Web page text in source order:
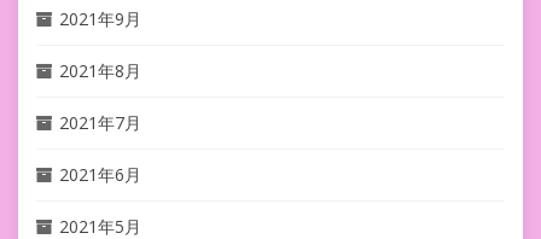
2021年9月
2021年8月
2021年7月
2021年6月
2021年5月